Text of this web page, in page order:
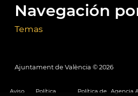
Navegación
Temas
Ajuntament de València © 2026
Aviso
Política
Política de Agencia